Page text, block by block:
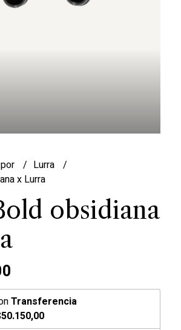
Lurra
x Lurra
obsidiana
Transferencia